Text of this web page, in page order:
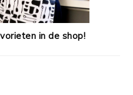
in de shop!